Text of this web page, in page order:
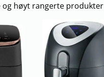
høyt rangerte produkter